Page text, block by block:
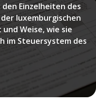
Einzelheiten des
luxemburgischen
Weise, wie sie
im Steuersystem des